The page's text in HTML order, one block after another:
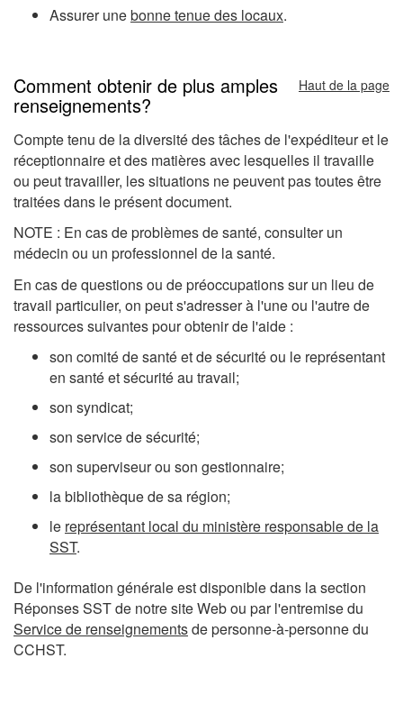
Assurer unebonne tenue des locaux.
Comment obtenir de plus amples
renseignements?
Haut de la page
Compte tenu de la diversité des tâches de l'expéditeur et le
réceptionnaire et des matières avec lesquelles il travaille
ou peut travailler, les situations ne peuvent pas toutes être
traitées dans le présent document.
NOTE : En cas de problèmes de santé, consulter un
médecin ou un professionnel de la santé.
En cas de questions ou de préoccupations sur un lieu de
travail particulier, on peut s'adresser à l'une ou l'autre de
ressources suivantes pour obtenir de l'aide :
son comité de santé et de sécurité ou le représentant
en santé et sécurité au travail;
son syndicat;
son service de sécurité;
son superviseur ou son gestionnaire;
la bibliothèque de sa région;
le représentant local du ministère responsable de la
SST.
De l'information générale est disponible dans la section
Réponses SST de notre site Web ou par l'entremise du
Service de renseignementsde personne-à-personne du
CCHST.